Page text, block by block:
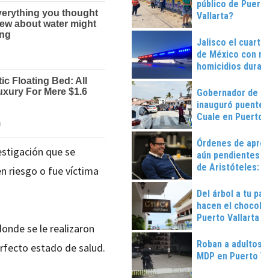
que se
riesgo o fue víctima
se le realizaron
estado de salud.
público de
Vallarta?
Jalisco el
de México con
homicidios
Gobernador
inauguró
Cuale en
Órdenes de
aún
de Aristóteles:
Del árbol a tu
hacen el
Puerto Vallarta
Roban a
MDP en